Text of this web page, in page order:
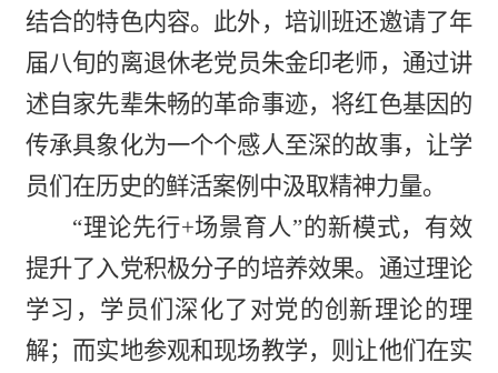
结合的特色内容。此外，培训班还邀请了年
届八旬的离退休老党员朱金印老师，通过讲
述自家先辈朱畅的革命事迹，将红色基因的
传承具象化为一个个感人至深的故事，让学
员们在历史的鲜活案例中汲取精神力量。
“理论先行+场景育人”的新模式，有效
提升了入党积极分子的培养效果。通过理论
学习，学员们深化了对党的创新理论的理
解；而实地参观和现场教学，则让他们在实